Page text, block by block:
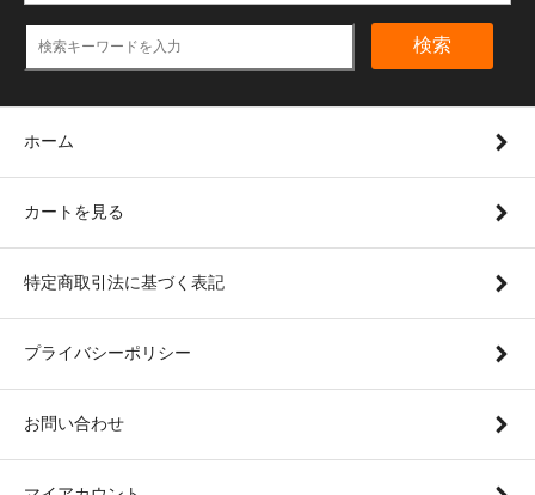
検索
ホーム
カートを見る
特定商取引法に基づく表記
プライバシーポリシー
お問い合わせ